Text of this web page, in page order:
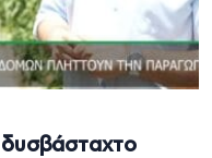
δυσβάσταχτο